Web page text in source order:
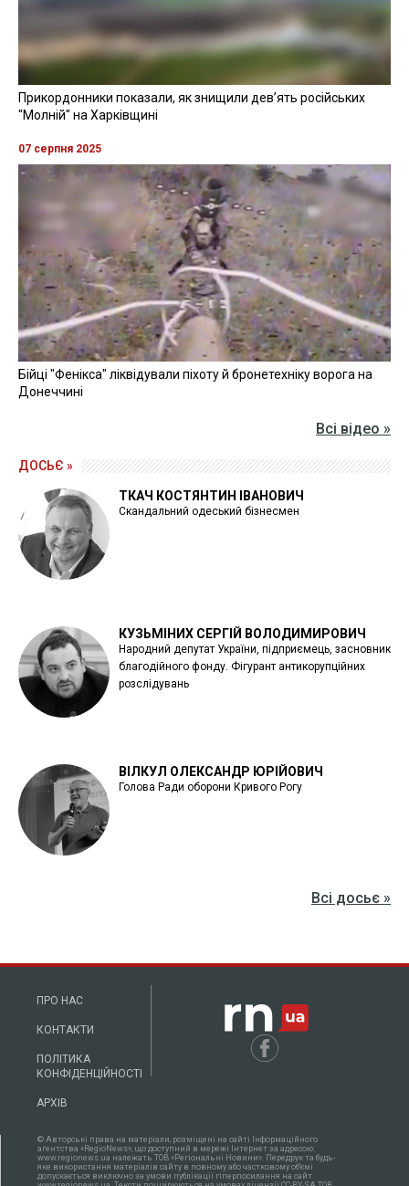
Прикордонники показали, як знищили девʼять російських
"Молній" на Харківщині
07 серпня 2025
Бійці "Фенікса" ліквідували піхоту й бронетехніку ворога на
Донеччині
Всі відео »
ДОСЬЄ »
ТКАЧ КОСТЯНТИН ІВАНОВИЧ
Скандальний одеський бізнесмен
КУЗЬМІНИХ СЕРГІЙ ВОЛОДИМИРОВИЧ
Народний депутат України, підприємець, засновник
благодійного фонду. Фігурант антикорупційних
розслідувань
ВІЛКУЛ ОЛЕКСАНДР ЮРІЙОВИЧ
Голова Ради оборони Кривого Рогу
Всі досьє »
ПРО НАС
КОНТАКТИ
ПОЛІТИКА
КОНФІДЕНЦІЙНОСТІ
АРХІВ
© Авторські права на матеріали, розміщені на сайті Інформаційного
агентства «RegioNews», що доступний в мережі Інтернет за адресою:
www.regionews.ua належать ТОВ «Регіональні Новини». Передрук та будь-
яке використання матеріалів сайту в повному або частковому об'ємі
допускається виключно за умови публікації гіперпосилання на сайт